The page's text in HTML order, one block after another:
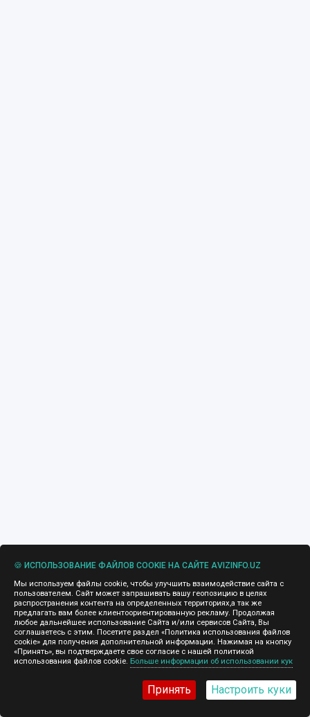
🍪 ИСПОЛЬЗОВАНИЕ ФАЙЛОВ COOKIE НА САЙТЕ AVIZINFO.UZ
Мы используем файлы cookie, чтобы улучшить взаимодействие сайта с
пользователем. Сайт может запрашивать вашу геопозицию в целях
распространения контента на определенных территориях,а так же
предлагать вам более клиентоориентированную рекламу. Продолжая
любое дальнейшее использование Сайта и/или сервисов Сайта, Вы
соглашаетесь с этим. Посетите раздел «Политика использования файлов
cookie» для получения дополнительной информации. Нажимая на кнопку
«Принять», вы подтверждаете свое согласие с нашей политикой
использования файлов cookie. Больше информации об использовании кук
Принять Настроить куки